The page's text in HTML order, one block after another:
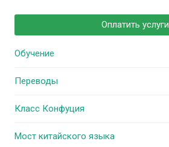
Оплатить услуги
Обучение
Переводы
Класс Конфуция
Мост китайского языка